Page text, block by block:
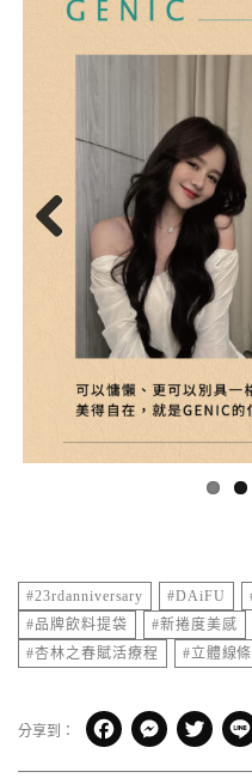
Previous
#23rdanniversary #DAiFU
#品牌飲料提袋
#新捲度美感
#杏林之春賦活療程
#立體線
分享到： Facebook